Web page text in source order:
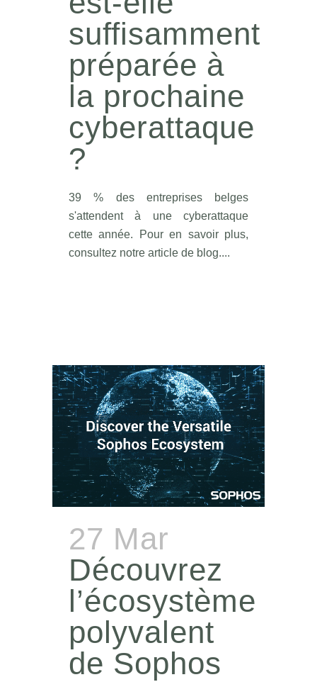
suffisamment
préparée à
la prochaine
cyberattaque
?
39 % des entreprises belges
s'attendent à une cyberattaque
cette année. Pour en savoir plus,
consultez notre article de blog....
27 Mar
Découvrez
l’écosystème
polyvalent
de Sophos